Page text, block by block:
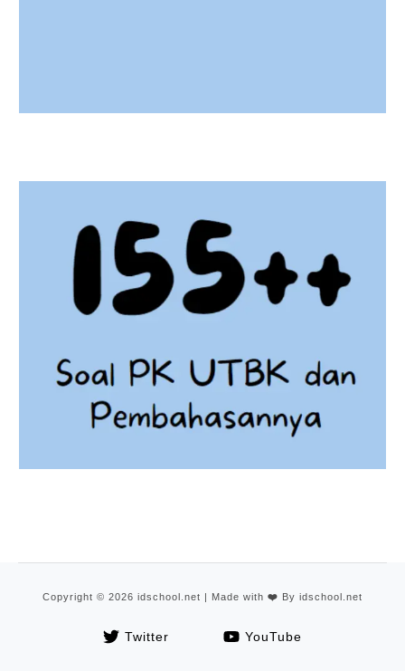
Copyright © 2026 idschool.net | Made with ❤️ By idschool.net
Twitter YouTube